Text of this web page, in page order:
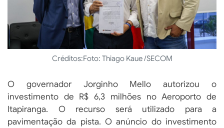
Créditos:Foto: Thiago Kaue /SECOM
O governador Jorginho Mello autorizou o
investimento de R$ 6,3 milhões no Aeroporto de
Itapiranga. O recurso será utilizado para a
pavimentação da pista. O anúncio do investimento